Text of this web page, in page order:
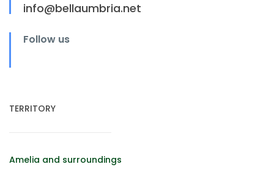
info@bellaumbria.net
Follow us
TERRITORY
Amelia and surroundings